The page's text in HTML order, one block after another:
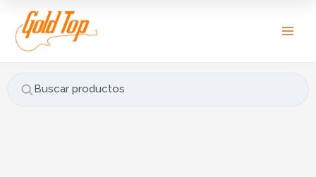
contenido
Buscar productos
u
s